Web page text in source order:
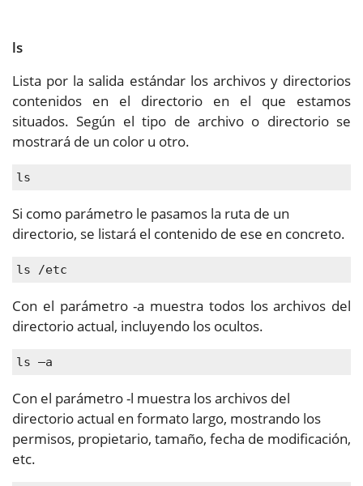
ls
Lista por la salida estándar los archivos y directorios
contenidos en el directorio en el que estamos
situados. Según el tipo de archivo o directorio se
mostrará de un color u otro.
ls
Si como parámetro le pasamos la ruta de un
directorio, se listará el contenido de ese en concreto.
ls /etc
Con el parámetro -a muestra todos los archivos del
directorio actual, incluyendo los ocultos.
ls –a
Con el parámetro -l muestra los archivos del
directorio actual en formato largo, mostrando los
permisos, propietario, tamaño, fecha de modificación,
etc.